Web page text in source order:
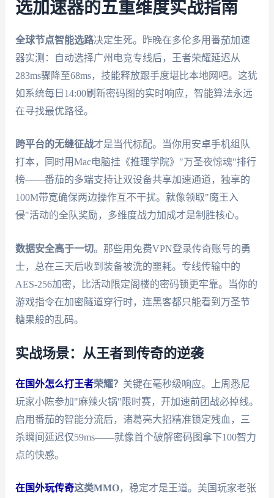
选加速器的五重维度实战指南
全球节点智能选路决定生死。昨晚在多伦多用番茄加速
器实测：自动选择广州电竞专线后，王者荣耀延迟从
283ms骤降至68ms，技能释放跟手度堪比本地网吧。这犹
如系统每日14:00刷新密码图的实时响应，智能算法永远
在寻找最优路径。
跨平台的无缝征战才是当代标配。当你用安卓手机组队
打本，同时用Mac电脑挂《推理学院》"万圣夜惊魂"排行
榜——番茄的多端支持让双设备共享加速通道，独享的
100M带宽确保两边操作互不干扰。就像领取"魔王入
侵"活动的全队奖励，多维度战力加成才是制胜核心。
数据安全高于一切。那些用免费VPN登录传奇账号的勇
士，总在三天后收到装备被洗的噩耗。专线传输中的
AES-256加密，比活动限定阁楼的密码锁更牢靠。当你的
游戏指令在加密隧道穿行时，连黑客都只能看到万圣节
糖果般的乱码。
实战场景：从王者到传奇的逆袭
在国外怎么打王者荣耀？ 关键在毫秒级响应。上周悉尼
玩家小陈参加"麻辣火锅"限时赛，开加速前团战必掉线。
启用番茄的智能分流后，诸葛亮大招精准锁定残血，三
杀瞬间延迟仅59ms——就像首个破解密码图拿下100智力
点的快感。
在国外玩传奇这类MMO，稳定才是王道。美国玩家老张